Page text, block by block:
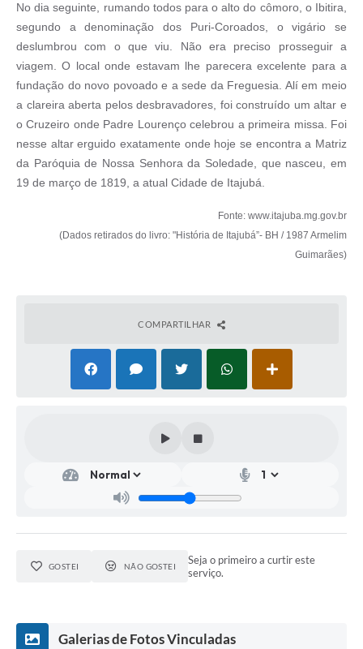
No dia seguinte, rumando todos para o alto do cômoro, o Ibitira,
segundo a denominação dos Puri-Coroados, o vigário se
deslumbrou com o que viu. Não era preciso prosseguir a
viagem. O local onde estavam lhe parecera excelente para a
fundação do novo povoado e a sede da Freguesia. Alí em meio
a clareira aberta pelos desbravadores, foi construído um altar e
o Cruzeiro onde Padre Lourenço celebrou a primeira missa. Foi
nesse altar erguido exatamente onde hoje se encontra a Matriz
da Paróquia de Nossa Senhora da Soledade, que nasceu, em
19 de março de 1819, a atual Cidade de Itajubá.
Fonte: www.itajuba.mg.gov.br
(Dados retirados do livro: "História de Itajubá”- BH / 1987 Armelim
Guimarães)
COMPARTILHAR
GOSTEI NÃO GOSTEI
Seja o primeiro a curtir este
serviço.
Galerias de Fotos Vinculadas